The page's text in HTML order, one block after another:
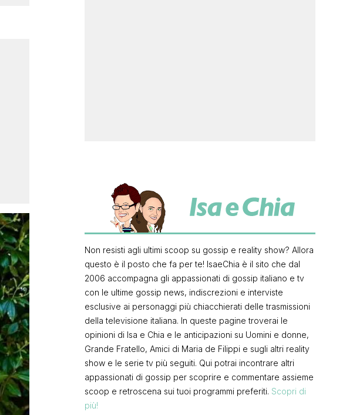
Non resisti agli ultimi scoop su gossip e reality show? Allora
questo è il posto che fa per te! IsaeChia è il sito che dal
2006 accompagna gli appassionati di gossip italiano e tv
con le ultime gossip news, indiscrezioni e interviste
esclusive ai personaggi più chiacchierati delle trasmissioni
della televisione italiana. In queste pagine troverai le
opinioni di Isa e Chia e le anticipazioni su Uomini e donne,
Grande Fratello, Amici di Maria de Filippi e sugli altri reality
show e le serie tv più seguiti. Qui potrai incontrare altri
appassionati di gossip per scoprire e commentare assieme
scoop e retroscena sui tuoi programmi preferiti. Scopri di
più!